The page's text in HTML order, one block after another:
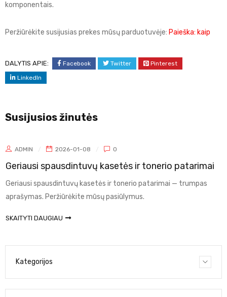
komponentais.
Peržiūrėkite susijusias prekes mūsų parduotuvėje: Paieška: kaip
DALYTIS APIE: Facebook Twitter
Pinterest
LinkedIn
Susijusios žinutės
ADMIN 2026-01-08 0
Geriausi spausdintuvų kasetės ir tonerio patarimai
Geriausi spausdintuvų kasetės ir tonerio patarimai — trumpas
aprašymas. Peržiūrėkite mūsų pasiūlymus.
SKAITYTI DAUGIAU
Kategorijos